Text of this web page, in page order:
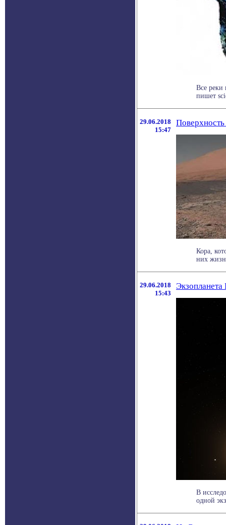
Все
пишет
29.06.2018
15:47
Кора,
них
29.06.2018
15:43
В
одной